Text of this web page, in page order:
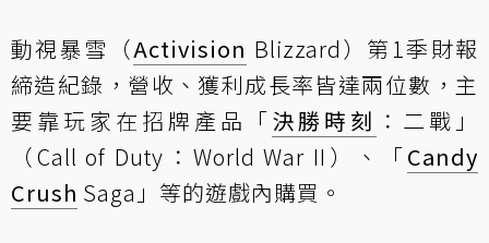
動視暴雪（Activision Blizzard）第1季財報
締造紀錄，營收、獲利成長率皆達兩位數，主
要靠玩家在招牌產品「決勝時刻 ：二戰」
（Call of Duty：World War II）、「Candy
Crush Saga」等的遊戲內購買。